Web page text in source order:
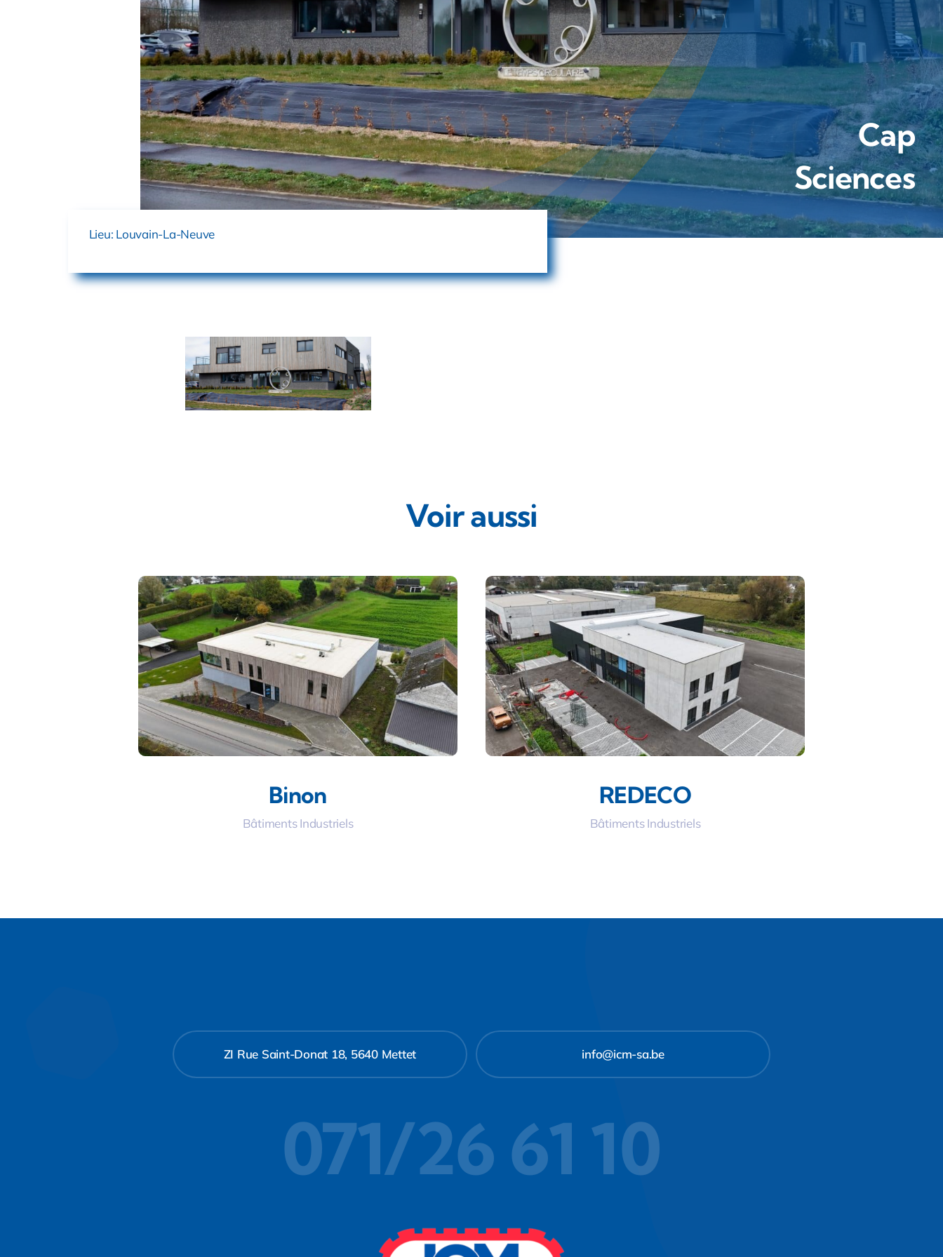
Cap
Sciences
Lieu: Louvain-La-Neuve
Voir aussi
Binon
Bâtiments Industriels
REDECO
Bâtiments Industriels
ZI Rue Saint-Donat 18, 5640 Mettet info@icm-sa.be
071/26 61 10